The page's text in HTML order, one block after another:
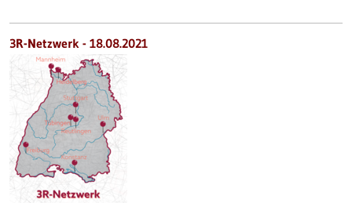
3R-Netzwerk - 18.08.2021